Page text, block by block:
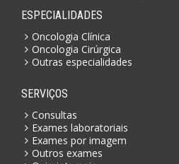
ESPECIALIDADES
Oncologia Clínica
Oncologia Cirúrgica
Outras especialidades
SERVIÇOS
Consultas
Exames laboratoriais
Exames por imagem
Outros exames